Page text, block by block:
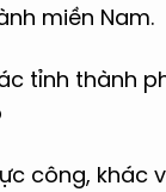
miền Nam.
tỉnh thành
công, khác